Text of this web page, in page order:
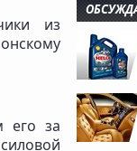
из
его за